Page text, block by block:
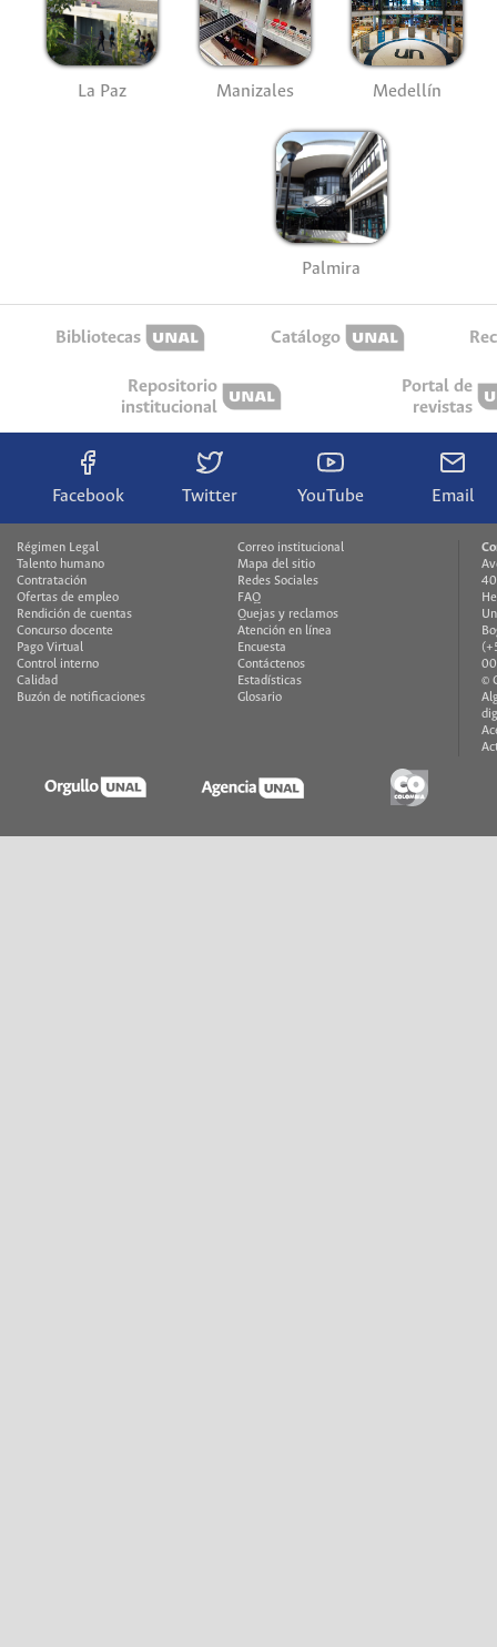
La Paz Manizales Medellín
Palmira
Bibliotecas Catálogo
Repositorio
institucional
Portal de
revistas
Facebook Twitter YouTube Email
Régimen Legal
Talento humano
Contratación
Ofertas de empleo
Rendición de cuentas
Concurso docente
Pago Virtual
Control interno
Calidad
Buzón de notificaciones
Correo institucional
Mapa del sitio
Redes Sociales
FAQ
Quejas y reclamos
Atención en línea
Encuesta
Contáctenos
Estadísticas
Glosario
©